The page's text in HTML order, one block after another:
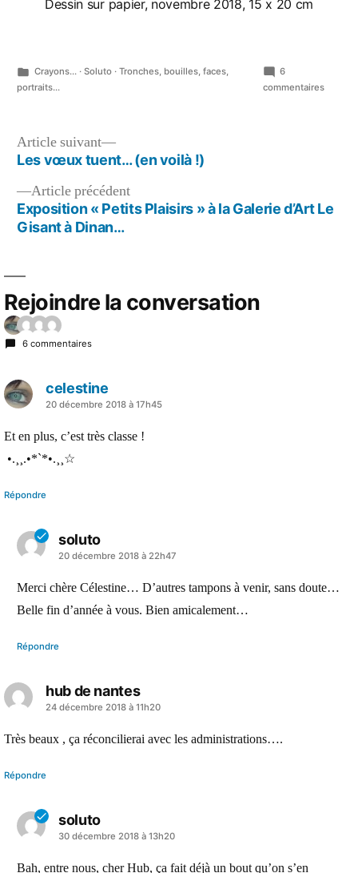
Dessin sur papier, novembre 2018, 15 x 20 cm
Publié
dans
Crayons...· Soluto· Tronches, bouilles, faces,
portraits...
6
commentairessur
Navigation
de
l’article
Article précédentArticle
précédent :
Exposition « Petits Plaisirs » à la Galerie d’Art Le
Gisant à Dinan…
Article suivant
Article
suivant :
Les vœux tuent… (en voilà !)
Rejoindre la conversation
6 commentaires
celestine
a
20 décembre 2018 à 17h45
Et en plus, c’est très classe !
•.¸¸.•*`*•.¸¸☆
Répondre
soluto
a
dit :
20 décembre 2018 à 22h47
Merci chère Célestine… D’autres tampons à venir, sans doute…
Belle fin d’année à vous. Bien amicalement…
Répondre
hub de nantes
a
24 décembre 2018 à 11h20
Très beaux , ça réconcilierai avec les administrations….
Répondre
soluto
a
dit :
30 décembre 2018 à 13h20
Bah, entre nous, cher Hub, ça fait déjà un bout qu’on s’en